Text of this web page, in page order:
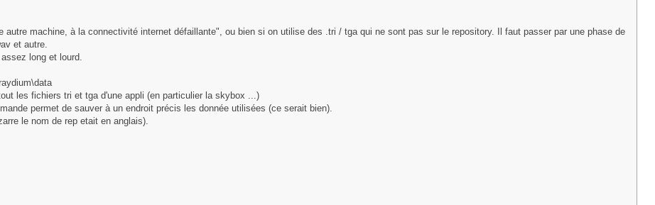
autre machine, à la connectivité internet défaillante", ou bien si on utilise des .tri / tga qui ne sont pas sur le repository. Il faut passer par une phase de
et autre.
long et lourd.
les fichiers tri et tga d'une appli (en particulier la skybox ...)
permet de sauver à un endroit précis les donnée utilisées (ce serait bien).
le nom de rep etait en anglais).